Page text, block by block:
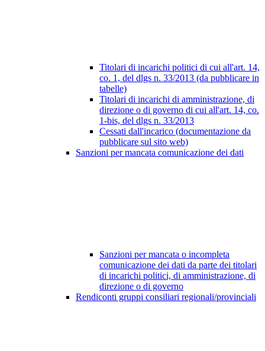
Titolari di incarichi politici di cui all'art. 14,
co. 1, del dlgs n. 33/2013 (da pubblicare in
tabelle)
Titolari di incarichi di amministrazione, di
direzione o di governo di cui all'art. 14, co.
1-bis, del dlgs n. 33/2013
Cessati dall'incarico (documentazione da
pubblicare sul sito web)
Sanzioni per mancata comunicazione dei dati
Sanzioni per mancata o incompleta
comunicazione dei dati da parte dei titolari
di incarichi politici, di amministrazione, di
direzione o di governo
Rendiconti gruppi consiliari regionali/provinciali